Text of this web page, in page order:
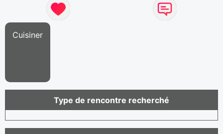
Cuisiner
Type de rencontre recherché